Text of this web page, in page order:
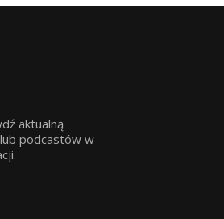
aktualną
podcastów w